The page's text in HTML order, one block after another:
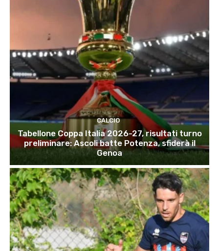
CALCIO
Tabellone Coppa Italia 2026-27, risultati turno
preliminare: Ascoli batte Potenza, sfiderà il
Genoa